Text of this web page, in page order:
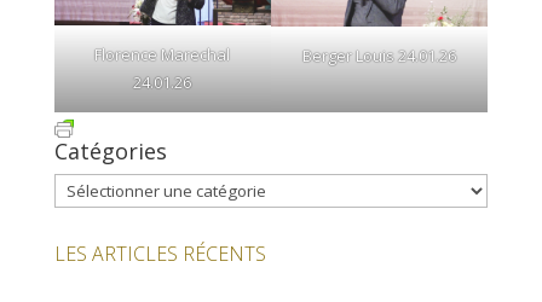
Florence Marechal
24.01.26
Berger Louis 24.01.26
Catégories
Catégories
LES ARTICLES RÉCENTS